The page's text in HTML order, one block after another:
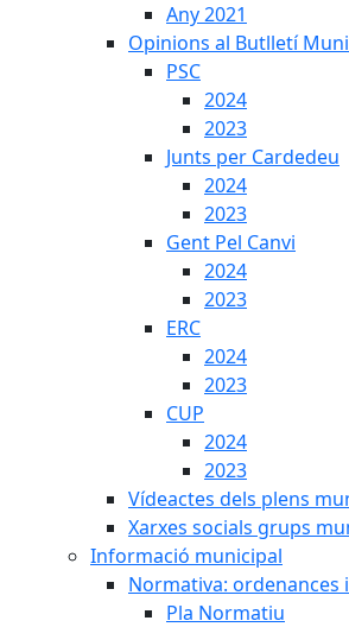
Any 2021
Opinions al Butlletí
PSC
2024
2023
Junts per Cardedeu
2024
2023
Gent Pel Canvi
2024
2023
ERC
2024
2023
CUP
2024
2023
Vídeactes dels plens
Xarxes socials grups
Informació municipal
Normativa: ordenances
Pla Normatiu